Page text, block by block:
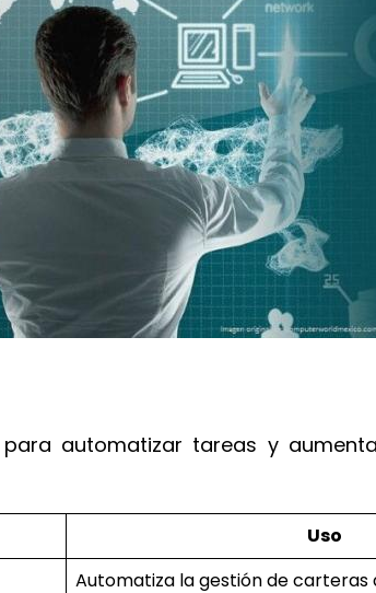
automatizar tareas y
Uso
Automatiza la gestión de carteras